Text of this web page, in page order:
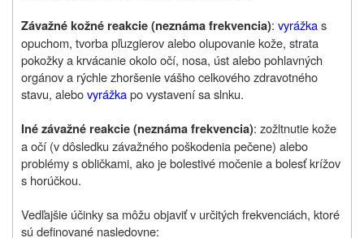
Závažné kožné reakcie (neznáma frekvencia): vyrážkas
opuchom, tvorba pľuzgierov alebo olupovanie kože, strata
pokožky a krvácanie okolo očí, nosa, úst alebo pohlavných
orgánov a rýchle zhoršenie vášho celkového zdravotného
stavu, alebovyrážkapo vystavení sa slnku.
Iné závažné reakcie (neznáma frekvencia): zožltnutie kože
a očí (v dôsledku závažného poškodenia pečene) alebo
problémy s obličkami, ako je bolestivé močenie a bolesť krížov
s horúčkou.
Vedľajšie účinky sa môžu objaviť v určitých frekvenciách, ktoré
sú definované nasledovne: